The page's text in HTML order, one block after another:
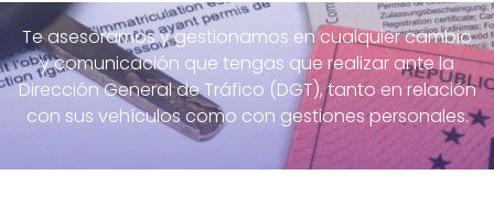
Area clientes
Contactar
Noticias
Te asesoramos y gestionamos en cualquier cambio
y comunicación que tengas que realizar ante la
Dirección General de Tráfico (DGT), tanto en relación
con sus vehículos como con gestiones personales.